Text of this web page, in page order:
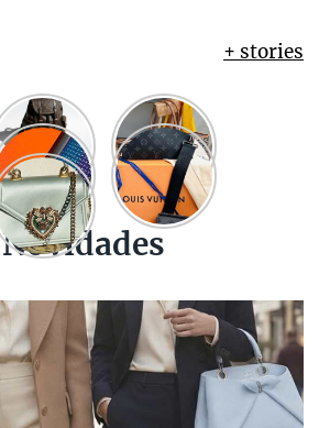
+ stories
Novidades